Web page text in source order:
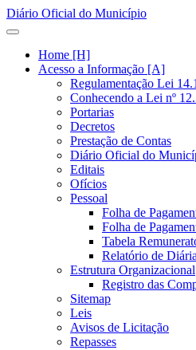
Diário Oficial do Município
Home [H]
Acesso a Informação [A]
Regulamentação Lei
Conhecendo a Lei nº
Portarias
Decretos
Prestação de Contas
Diário Oficial do
Editais
Ofícios
Pessoal
Folha de
Folha de
Tabela
Relatório de
Estrutura Organizacional
Registro das
Sitemap
Leis
Avisos de Licitação
Repasses